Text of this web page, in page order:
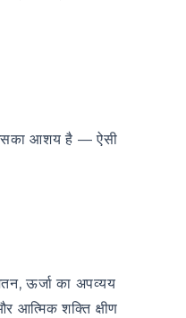
इसका आशय है — ऐसी
ऊर्जा का अपव्यय
आत्मिक शक्ति क्षीण